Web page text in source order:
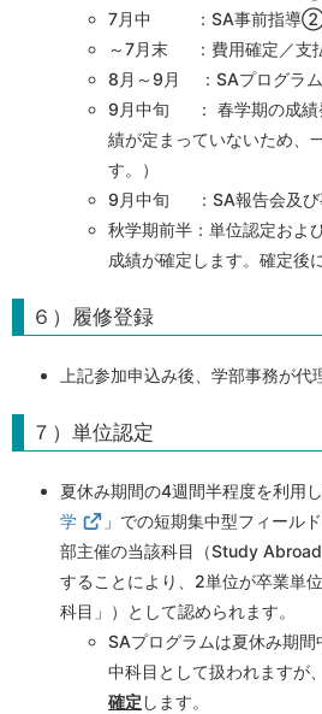
7月中 ：SA事前指導
～7月末 ：費用確定／支
8月～9月 ：SAプログラ
9月中旬 ： 春学期の成績
績が定まっていないため、
す。）
9月中旬 ：SA報告会及び
秋学期前半：単位認定およ
成績が確定します。確定後
６）履修登録
上記参加申込み後、学部事務が代
７）単位認定
夏休み期間の4週間半程度を利用
学
」での短期集中型フィール
部主催の当該科目（Study
することにより、2単位が卒業単
科目」）として認められます。
SAプログラムは夏休み期
中科目として扱われますが、
確定 します。